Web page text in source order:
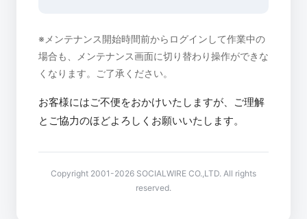
※メンテナンス開始時間前からログインして作業中の
場合も、メンテナンス画面に切り替わり操作ができな
くなります。ご了承ください。
お客様にはご不便をおかけいたしますが、ご理解
とご協力のほどよろしくお願いいたします。
Copyright 2001-2026 SOCIALWIRE CO.,LTD. All rights
reserved.